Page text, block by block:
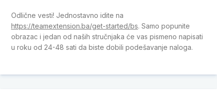
Odlične vesti! Jednostavno idite na
https://teamextension.ba/get-started/bs. Samo popunite
obrazac i jedan od naših stručnjaka će vas pismeno napisati
u roku od 24-48 sati da biste dobili podešavanje naloga.